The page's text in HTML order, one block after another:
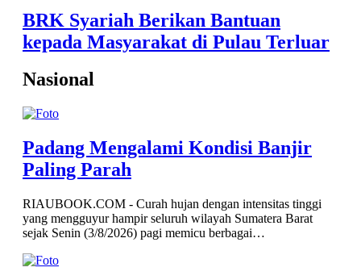
BRK Syariah Berikan Bantuan
kepada Masyarakat di Pulau Terluar
Nasional
Padang Mengalami Kondisi Banjir
Paling Parah
RIAUBOOK.COM - Curah hujan dengan intensitas tinggi
yang mengguyur hampir seluruh wilayah Sumatera Barat
sejak Senin (3/8/2026) pagi memicu berbagai…